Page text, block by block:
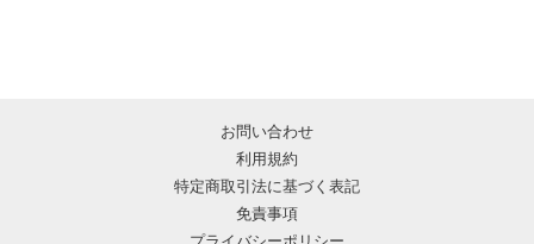
お問い合わせ
利用規約
特定商取引法に基づく表記
免責事項